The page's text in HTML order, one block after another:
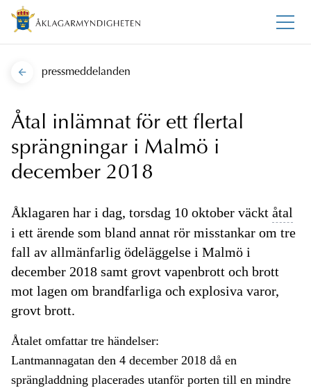
pressmeddelanden
Åtal inlämnat för ett flertal
sprängningar i Malmö i
december 2018
Åklagaren har i dag, torsdag 10 oktober väckt åtal
i ett ärende som bland annat rör misstankar om tre
fall av allmänfarlig ödeläggelse i Malmö i
december 2018 samt grovt vapenbrott och brott
mot lagen om brandfarliga och explosiva varor,
grovt brott.
Åtalet omfattar tre händelser:
Lantmannagatan den 4 december 2018 då en
sprängladdning placerades utanför porten till en mindre